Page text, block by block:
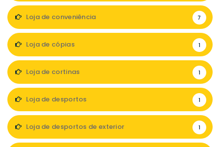
Loja de conveniência 7
Loja de cópias 1
Loja de cortinas 1
Loja de desportos 1
Loja de desportos de exterior 1